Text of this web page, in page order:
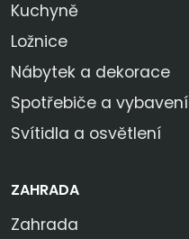
Kuchyně
Ložnice
Nábytek a dekorace
Spotřebiče a vybavení
Svítidla a osvětlení
ZAHRADA
Zahrada